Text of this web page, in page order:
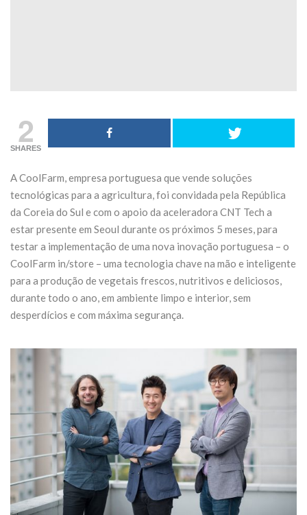
18 de
outubro
27 de Julho de 2026
CONTINUE READING
21 de Julho de
CONTINUE
2
SHARES
A CoolFarm, empresa portuguesa que vende soluções
tecnológicas para a agricultura, foi convidada pela República
da Coreia do Sul e com o apoio da aceleradora CNT Tech a
estar presente em Seoul durante os próximos 5 meses, para
testar a implementação de uma nova inovação portuguesa – o
CoolFarm in/store – uma tecnologia chave na mão e inteligente
para a produção de vegetais frescos, nutritivos e deliciosos,
durante todo o ano, em ambiente limpo e interior, sem
desperdícios e com máxima segurança.